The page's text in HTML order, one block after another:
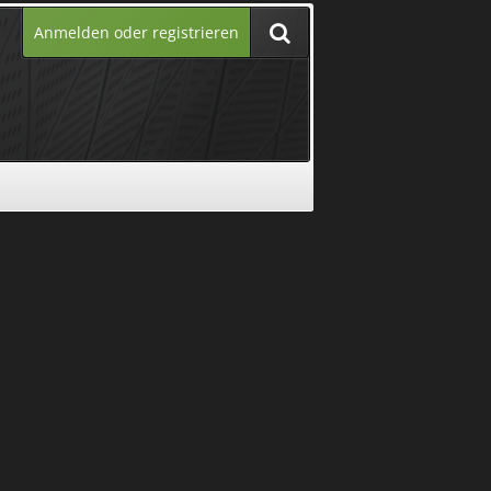
Anmelden oder registrieren